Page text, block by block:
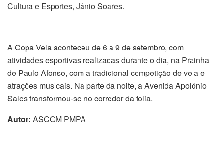
Cultura e Esportes, Jânio Soares.
A Copa Vela aconteceu de 6 a 9 de setembro, com
atividades esportivas realizadas durante o dia, na Prainha
de Paulo Afonso, com a tradicional competição de vela e
atrações musicais. Na parte da noite, a Avenida Apolônio
Sales transformou-se no corredor da folia.
Autor: ASCOM PMPA